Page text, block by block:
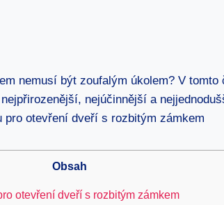
nemusí být zoufalým úkolem? V
nejúčinnější a
Obsah
otevření dveří s rozbitým zámkem